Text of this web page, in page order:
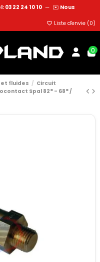
03 22 24 10 10 — ✉️ Nous
Liste d'envie (0)
0
fluides
Circuit
Spal 82° - 68° /